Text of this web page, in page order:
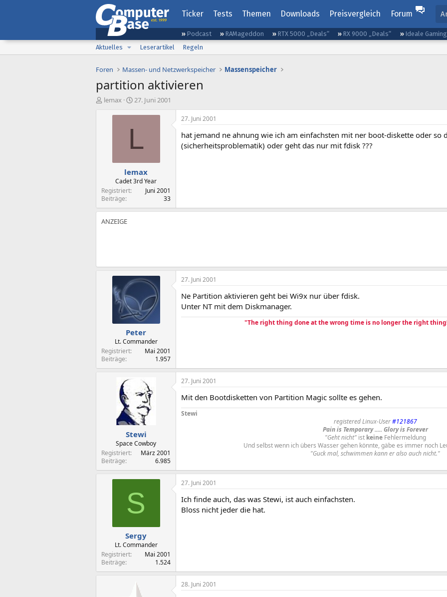
Ticker Tests Themen Downloads Preisvergleich Forum
Podcast RAMageddon RTX 5000 „Deals“ RX 9000 „Deals“ Ideale
Aktuelles
Leserartikel Regeln
Foren Massen- und Netzwerkspeicher Massenspeicher
partition aktivieren
E
lemax
E
s
l
t
a
m
27. Juni 2001
L
lemax
Cadet 3rd Year
Registriert
Juni 2001
Beiträge
33
27. Juni 2001
hat jemand ne ahnung wie ich am einfachsten mit ner boot-diskette oder so
(sicherheitsproblematik) oder geht das nur mit fdisk ???
Peter
Lt. Commander
Registriert
Mai 2001
Beiträge
1.957
27. Juni 2001
Ne Partition aktivieren geht bei Wi9x nur über fdisk.
Unter NT mit dem Diskmanager.
"The right thing done at the wrong time is no longer the right
Stewi
Space Cowboy
Registriert
März 2001
Beiträge
6.985
27. Juni 2001
Mit den Bootdisketten von Partition Magic sollte es gehen.
Stewi
registered Linux-User#121867
Pain is Temporary ..... Glory is Forever
"Geht nicht"ist keineFehlermeldung
Und selbst wenn ich übers Wasser gehen könnte, gäbe es immer noch
"Guck mal, schwimmen kann er also auch nicht."
S
Sergy
Lt. Commander
Registriert
Mai 2001
Beiträge
1.524
27. Juni 2001
Ich finde auch, das was Stewi, ist auch einfachsten.
Bloss nicht jeder die hat.
28. Juni 2001